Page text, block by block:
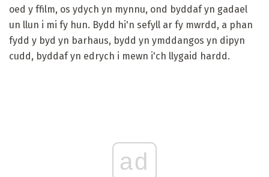
oed y ffilm, os ydych yn mynnu, ond byddaf yn gadael
un llun i mi fy hun. Bydd hi'n sefyll ar fy mwrdd, a phan
fydd y byd yn barhaus, bydd yn ymddangos yn dipyn
cudd, byddaf yn edrych i mewn i'ch llygaid hardd.
ad